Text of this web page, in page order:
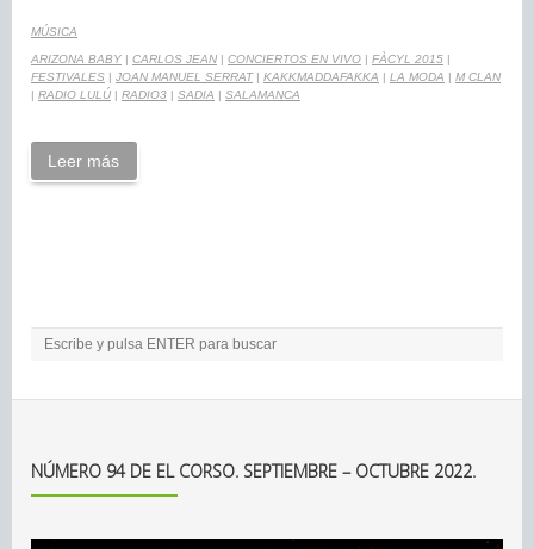
MÚSICA
ARIZONA BABY | CARLOS JEAN | CONCIERTOS EN VIVO | FÀCYL 2015 |
FESTIVALES | JOAN MANUEL SERRAT| KAKKMADDAFAKKA | LA MODA | M CLAN
| RADIO LULÚ | RADIO3 | SADIA | SALAMANCA
Leer más
NÚMERO 94 DE EL CORSO. SEPTIEMBRE – OCTUBRE 2022.